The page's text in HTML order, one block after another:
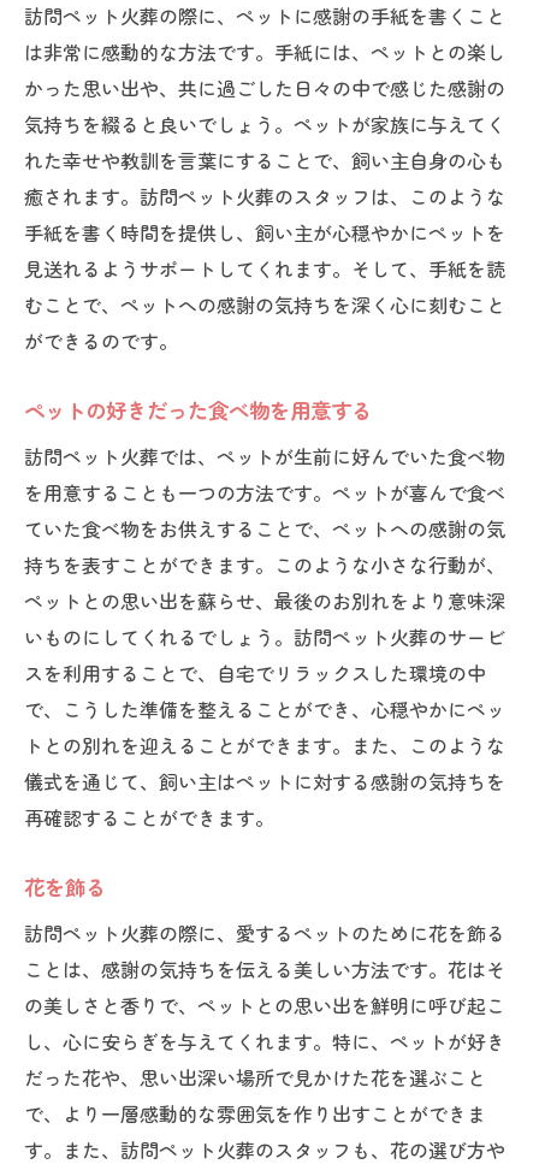
訪問ペット火葬の際に、ペットに感謝の手紙を書くこと
は非常に感動的な方法です。手紙には、ペットとの楽し
かった思い出や、共に過ごした日々の中で感じた感謝の
気持ちを綴ると良いでしょう。ペットが家族に与えてく
れた幸せや教訓を言葉にすることで、飼い主自身の心も
癒されます。訪問ペット火葬のスタッフは、このような
手紙を書く時間を提供し、飼い主が心穏やかにペットを
見送れるようサポートしてくれます。そして、手紙を読
むことで、ペットへの感謝の気持ちを深く心に刻むこと
ができるのです。
ペットの好きだった食べ物を用意する
訪問ペット火葬では、ペットが生前に好んでいた食べ物
を用意することも一つの方法です。ペットが喜んで食べ
ていた食べ物をお供えすることで、ペットへの感謝の気
持ちを表すことができます。このような小さな行動が、
ペットとの思い出を蘇らせ、最後のお別れをより意味深
いものにしてくれるでしょう。訪問ペット火葬のサービ
スを利用することで、自宅でリラックスした環境の中
で、こうした準備を整えることができ、心穏やかにペッ
トとの別れを迎えることができます。また、このような
儀式を通じて、飼い主はペットに対する感謝の気持ちを
再確認することができます。
花を飾る
訪問ペット火葬の際に、愛するペットのために花を飾る
ことは、感謝の気持ちを伝える美しい方法です。花はそ
の美しさと香りで、ペットとの思い出を鮮明に呼び起こ
し、心に安らぎを与えてくれます。特に、ペットが好き
だった花や、思い出深い場所で見かけた花を選ぶこと
で、より一層感動的な雰囲気を作り出すことができま
す。また、訪問ペット火葬のスタッフも、花の選び方や